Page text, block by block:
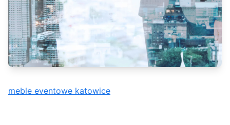
meble eventowe katowice